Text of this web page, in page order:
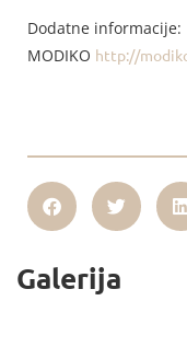
Dodatne informacije:
MODIKO http://
Galerija